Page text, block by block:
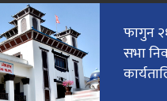
फागुन
सभा